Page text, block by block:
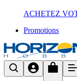
ACHETEZ
Promotions